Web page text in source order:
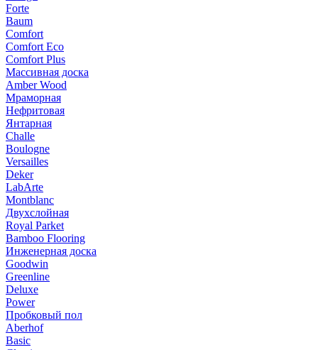
Forte
Baum
Comfort
Comfort Eco
Comfort Plus
Массивная доска
Amber Wood
Мраморная
Нефритовая
Янтарная
Challe
Boulogne
Versailles
Deker
LabArte
Montblanc
Двухслойная
Royal Parket
Bamboo Flooring
Инженерная доска
Goodwin
Greenline
Deluxe
Power
Пробковый пол
Aberhof
Basic